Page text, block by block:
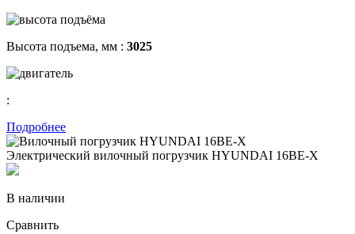
Высота подъема, мм : 3025
:
Подробнее
Электрический вилочный погрузчик HYUNDAI 16BE-X
В наличии
Сравнить